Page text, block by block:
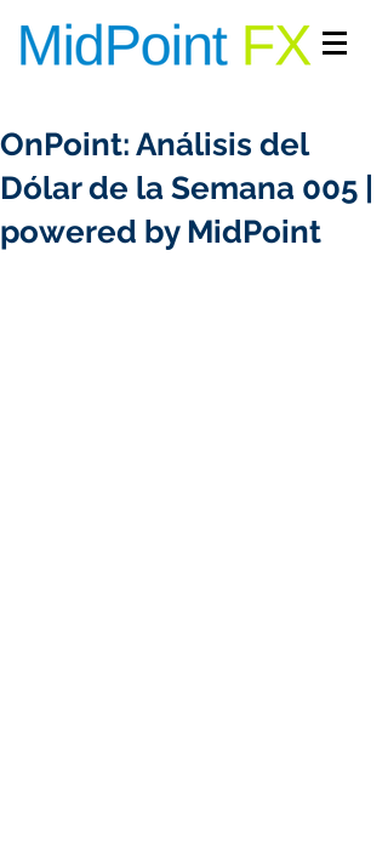
OnPoint: Análisis del
Dólar de la Semana 005 |
powered by MidPoint